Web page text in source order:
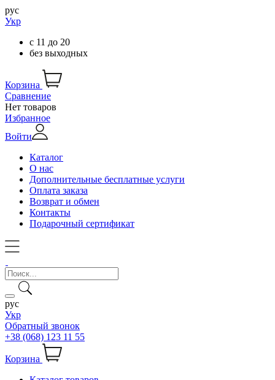
рус
Укр
с 11 до 20
без выходных
Корзина
Сравнение
Нет товаров
Избранное
Войти
Каталог
О нас
Дополнительные бесплатные услуги
Оплата заказа
Возврат и обмен
Контакты
Подарочный сертификат
рус
Укр
Обратный звонок
+38 (068) 123 11 55
Корзина